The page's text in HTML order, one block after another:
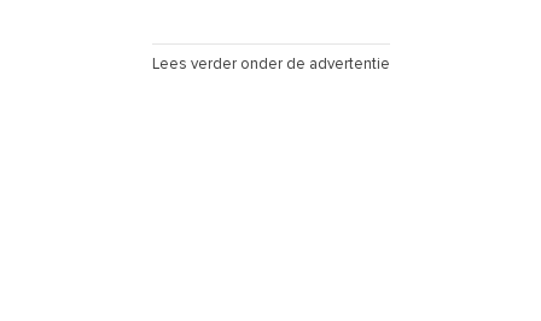
Lees verder onder de advertentie